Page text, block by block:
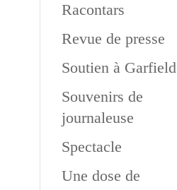
Racontars
Revue de presse
Soutien à Garfield
Souvenirs de
journaleuse
Spectacle
Une dose de